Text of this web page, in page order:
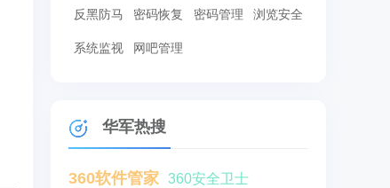
反黑防马 密码恢复 密码管理 浏览安全
系统监视 网吧管理
华军热搜
360软件管家 360安全卫士